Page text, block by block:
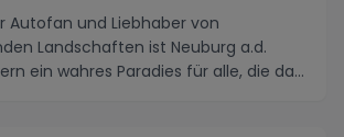
Autofan und Liebhaber von
Landschaften ist Neuburg a.d.
ein wahres Paradies für alle, die das